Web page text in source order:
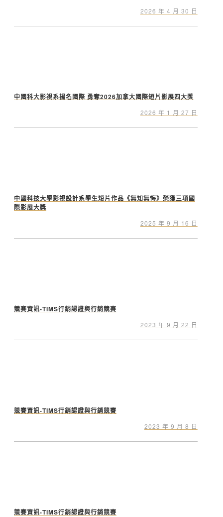
2026 年 4 月 30 日
中國科大影視系揚名國際 勇奪2026加拿大國際短片影展四大獎
2026 年 1 月 27 日
中國科技大學影視設計系學生短片作品《無知無悔》榮獲三項國
際影展大獎
2025 年 9 月 16 日
競賽資訊-TIMS行銷認證與行銷競賽
2023 年 9 月 22 日
競賽資訊-TIMS行銷認證與行銷競賽
2023 年 9 月 8 日
競賽資訊-TIMS行銷認證與行銷競賽